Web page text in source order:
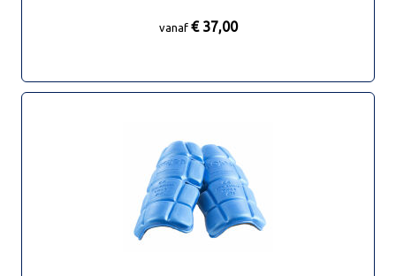
vanaf € 37,00